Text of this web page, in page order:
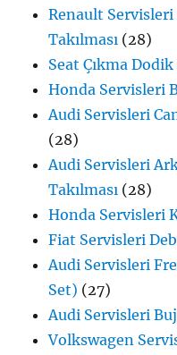
Renault
Takılması (28)
Seat Çıkma
Honda Servisleri
Audi Servisleri
(28)
Audi Servisleri
Takılması (28)
Honda Servisleri
Fiat Servisleri
Audi Servisleri
Set) (27)
Audi Servisleri
Volkswagen